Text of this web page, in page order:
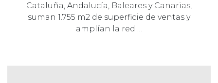
Cataluña, Andalucía, Baleares y Canarias,
suman 1.755 m2 de superficie de ventas y
amplían la red …